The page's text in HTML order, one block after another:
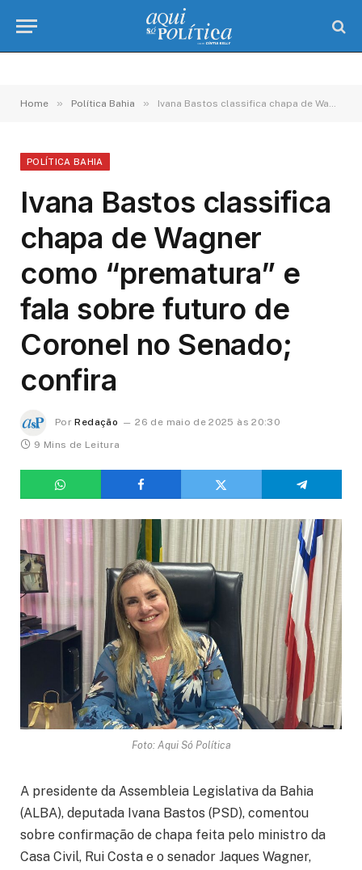
Home » Política Bahia » Ivana Bastos classifica chapa de Wagner como “prematura” e fala sobre futuro de Coronel no Senado; confira
POLÍTICA BAHIA
Ivana Bastos classifica
chapa de Wagner
como “prematura” e
fala sobre futuro de
Coronel no Senado;
confira
Por Redação
26 de maio de 2025 às 20:30
9 Mins de Leitura
Foto: Aqui Só Política
A presidente da Assembleia Legislativa da Bahia
(ALBA), deputada Ivana Bastos (PSD), comentou
sobre confirmação de chapa feita pelo ministro da
Casa Civil, Rui Costa e o senador Jaques Wagner,